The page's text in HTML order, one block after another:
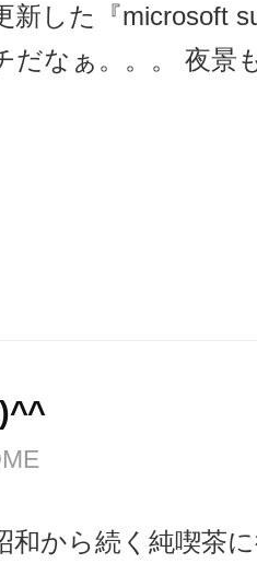
新した『microsoft
だなぁ。。。 夜景
和から続く純喫茶